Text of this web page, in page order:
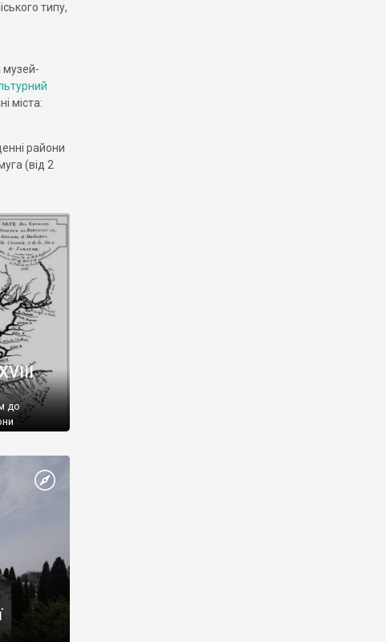
типу,
музей-
міста:
райони
(від 2
до
котрі
дуже